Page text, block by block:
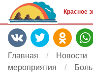
Красное
Главная Новости
мероприятия